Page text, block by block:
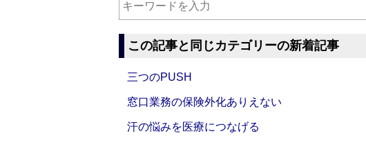
この記事と同じカテゴリーの新着記事
三つのPUSH
窓口業務の保険外化ありえない
汗の悩みを医療につなげる